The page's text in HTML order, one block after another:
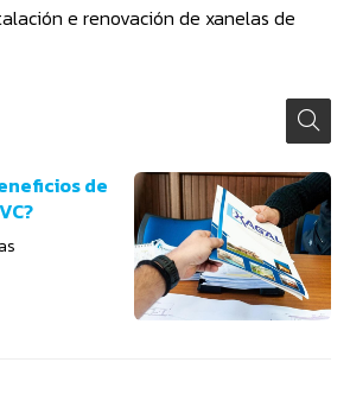
e renovación de xanelas de
de